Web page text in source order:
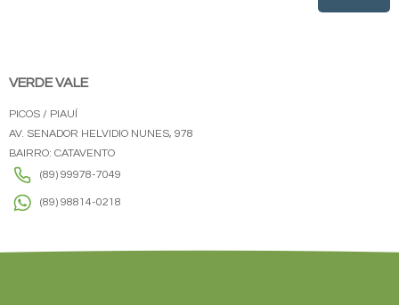
VERDE VALE
PICOS / PIAUÍ
AV. SENADOR HELVIDIO NUNES, 978
BAIRRO: CATAVENTO
(89) 99978-7049
(89) 98814-0218